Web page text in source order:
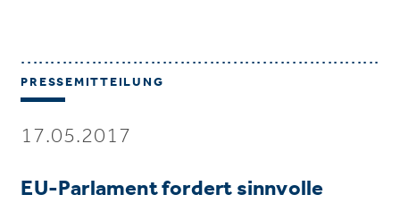
PRESSEMITTEILUNG
17.05.2017
EU-Parlament fordert sinnvolle